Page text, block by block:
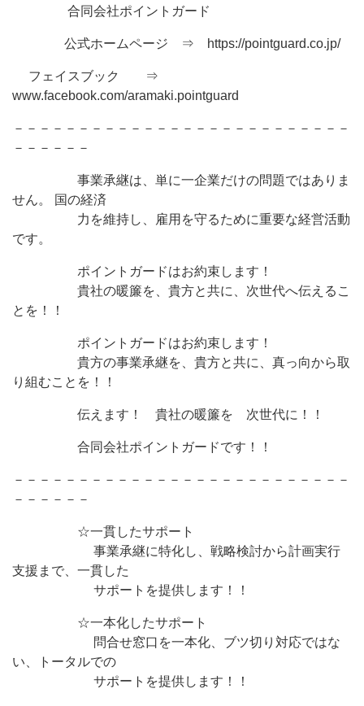
合同会社ポイントガード
公式ホームページ ⇒ https://pointguard.co.jp/
フェイスブック ⇒
www.facebook.com/aramaki.pointguard
－－－－－－－－－－－－－－－－－－－－－－－－－－
－－－－－－
事業承継は、単に一企業だけの問題ではありま
せん。 国の経済
力を維持し、雇用を守るために重要な経営活動
です。
ポイントガードはお約束します！
貴社の暖簾を、貴方と共に、次世代へ伝えるこ
とを！！
ポイントガードはお約束します！
貴方の事業承継を、貴方と共に、真っ向から取
り組むことを！！
伝えます！ 貴社の暖簾を 次世代に！！
合同会社ポイントガードです！！
－－－－－－－－－－－－－－－－－－－－－－－－－－
－－－－－－
☆一貫したサポート
事業承継に特化し、戦略検討から計画実行
支援まで、一貫した
サポートを提供します！！
☆一本化したサポート
問合せ窓口を一本化、ブツ切り対応ではな
い、トータルでの
サポートを提供します！！